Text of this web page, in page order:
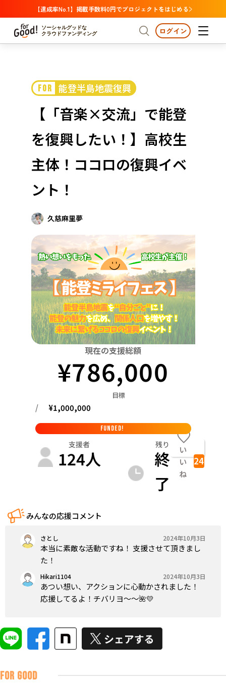
【達成率No.1】掲載手数料0円でプロジェクトをはじめる
ソーシャルグッドな
クラウドファンディング
プロジェクトからさがす
カテゴリーからさがす 国際協力
医療・福祉
人権・マイノリティ
関東
中国
四国
九州・沖縄
注目 新着
支援金額が多い
支援人数が多い
終了日が近い
カテゴリーからさがす
国際協力 医療・福祉
子ども・教育
環境・エシカル
人権・マイノリティ
社会貢献
地域からさがす
北海道 青森
茨城 栃木 群馬 埼玉 千葉 東京
新潟 富山 石川 福井 山梨 長野
三重 滋賀 京都 大阪 兵庫 奈良
鳥取 島根 岡山 広島 山口
熊本
ログイン
FOR 能登半島地震復興
【「音楽×交流」で能登
を復興したい！】高校生
主体！ココロの復興イベ
ント！
久慈麻里夢
現在の支援総額
¥786,000
目標
/ ¥1,000,000
FUNDED!
支援者
124人
残り
終
了
い
い
ね
24
みんなの応援コメント
さとし 2024年10月3日
本当に素敵な活動ですね！ 支援させて頂きまし
た！
Hikari1104 2024年10月3日
あつい想い、アクションに心動かされました！
応援してるよ！チバリヨ～～🌺💛
FOR GOOD